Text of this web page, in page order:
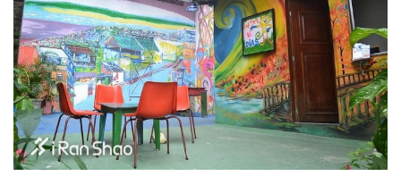
比
赛
观
察